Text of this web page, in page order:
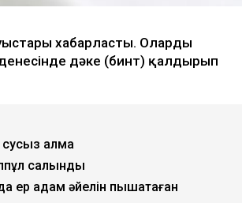
хабарласты. Олардың
дәке (бинт) қалдырып
қалмақ
салынды
ер адам әйелін пышақтаған